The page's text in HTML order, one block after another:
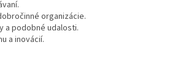
organizácie.
a podobné udalosti.
a inovácií.